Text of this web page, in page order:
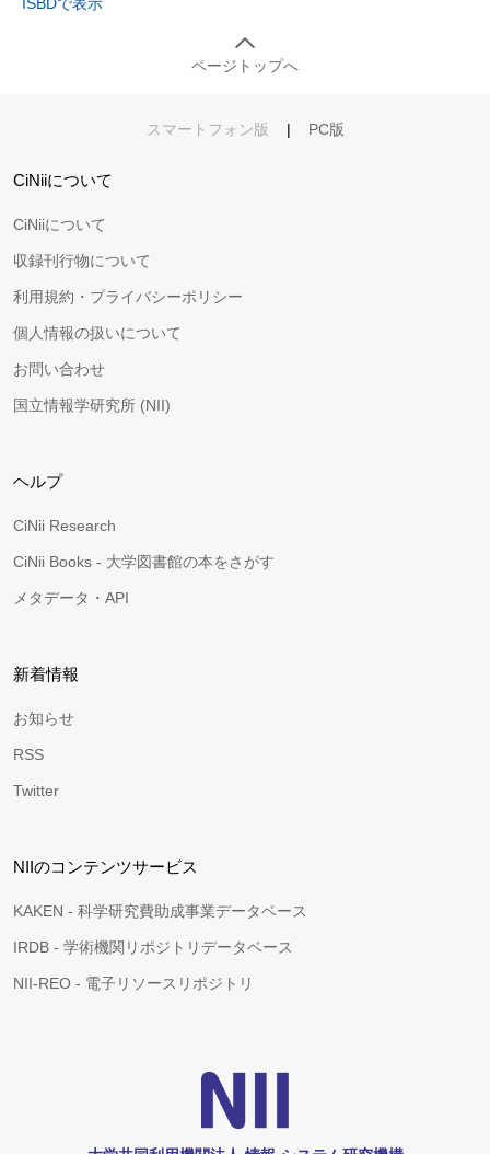
ページトップへ
スマートフォン版 | PC版
CiNiiについて
CiNiiについて
収録刊行物について
利用規約・プライバシーポリシー
個人情報の扱いについて
お問い合わせ
国立情報学研究所 (NII)
ヘルプ
CiNii Research
CiNii Books - 大学図書館の本をさがす
メタデータ・API
新着情報
お知らせ
RSS
Twitter
NIIのコンテンツサービス
KAKEN - 科学研究費助成事業データベース
IRDB - 学術機関リポジトリデータベース
NII-REO - 電子リソースリポジトリ